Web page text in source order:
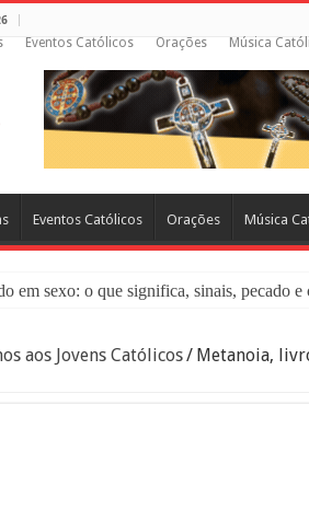
Eventos Católicos Orações Música
Eventos Católicos Orações Música
em sexo: o que significa, sinais, pecado e
Coração – Seu Reino Não Terá
aos Jovens Católicos/ Metanoia,